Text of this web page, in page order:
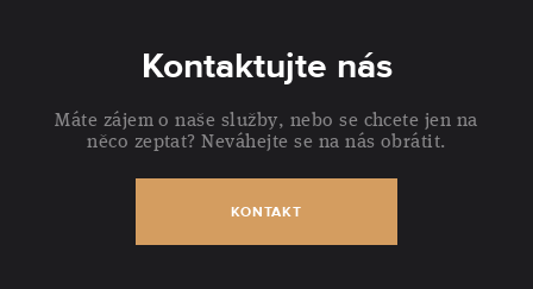
Kontaktujte nás
Máte zájem o naše služby, nebo se chcete jen na
něco zeptat? Neváhejte se na nás obrátit.
KONTAKT